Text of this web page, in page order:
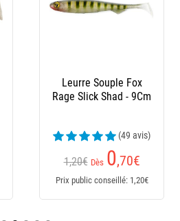
Leurre Souple Fox
Rage Slick Shad - 9Cm
(49 avis)
1,20€ Dès 0,70€
Prix public conseillé: 1,20€